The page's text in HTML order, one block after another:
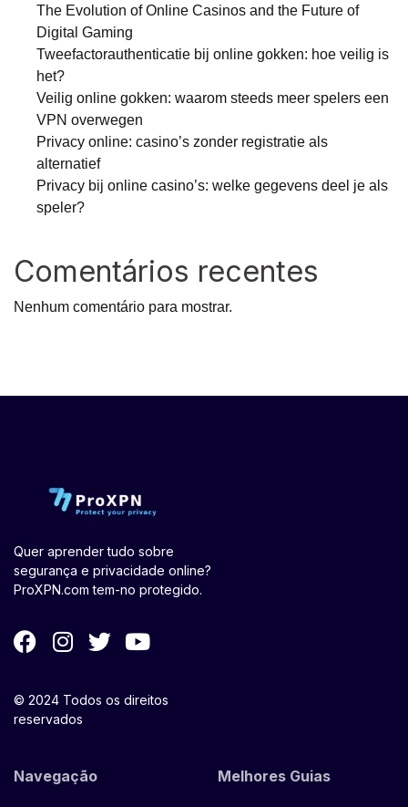
The Evolution of Online Casinos and the Future of
Digital Gaming
Tweefactorauthenticatie bij online gokken: hoe veilig is
het?
Veilig online gokken: waarom steeds meer spelers een
VPN overwegen
Privacy online: casino’s zonder registratie als
alternatief
Privacy bij online casino’s: welke gegevens deel je als
speler?
Comentários recentes
Nenhum comentário para mostrar.
Quer aprender tudo sobre
segurança e privacidade online?
ProXPN.com tem-no protegido.
© 2024 Todos os direitos
reservados
Navegação Melhores Guias